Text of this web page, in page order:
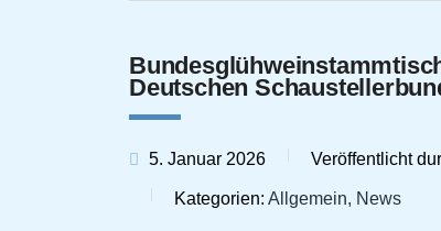
Deutschen
5. Januar 2026 Veröffentlicht
Kategorien: Allgemein, News